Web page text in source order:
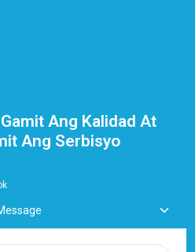
Ang Kalidad At
Ang Serbisyo
Madalas Itanong